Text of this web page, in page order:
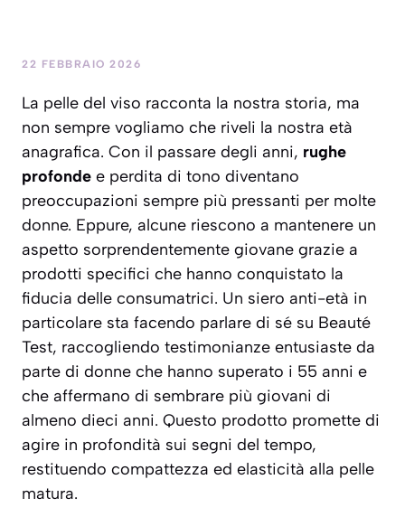
22 FEBBRAIO 2026
La pelle del viso racconta la nostra storia, ma
non sempre vogliamo che riveli la nostra età
anagrafica. Con il passare degli anni, rughe
profonde e perdita di tono diventano
preoccupazioni sempre più pressanti per molte
donne. Eppure, alcune riescono a mantenere un
aspetto sorprendentemente giovane grazie a
prodotti specifici che hanno conquistato la
fiducia delle consumatrici. Un siero anti-età in
particolare sta facendo parlare di sé su Beauté
Test, raccogliendo testimonianze entusiaste da
parte di donne che hanno superato i 55 anni e
che affermano di sembrare più giovani di
almeno dieci anni. Questo prodotto promette di
agire in profondità sui segni del tempo,
restituendo compattezza ed elasticità alla pelle
matura.